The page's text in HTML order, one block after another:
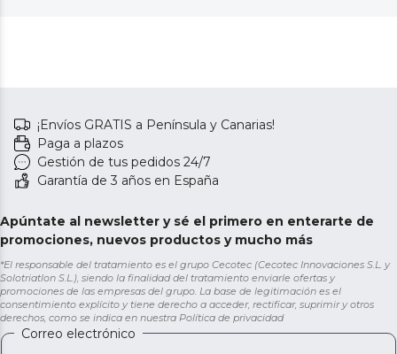
¡Envíos GRATIS a Península y Canarias!
Paga a plazos
Gestión de tus pedidos 24/7
Garantía de 3 años en España
Apúntate al newsletter y sé el primero en enterarte de
promociones, nuevos productos y mucho más
*El responsable del tratamiento es el grupo Cecotec (Cecotec Innovaciones S.L. y
Solotriatlon S.L.), siendo la finalidad del tratamiento enviarle ofertas y
promociones de las empresas del grupo. La base de legitimación es el
consentimiento explícito y tiene derecho a acceder, rectificar, suprimir y otros
derechos, como se indica en nuestra Política de privacidad
Correo electrónico